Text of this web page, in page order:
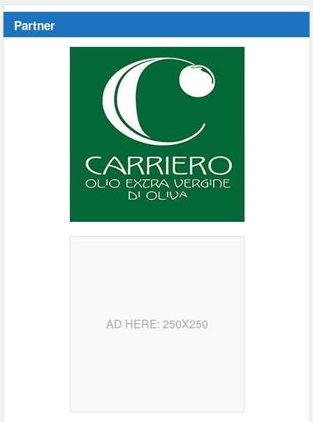
Partner
AD HERE: 250X250